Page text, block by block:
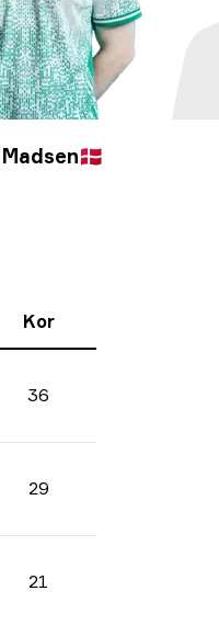
🇩🇰
Kor
36
29
21